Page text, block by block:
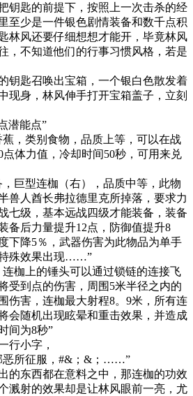
钥匙的前提下，按照上一次击杀的经
至少是一件银色剧情装备和数千点积
林风还要仔细想想才能开，毕竟林风
，不知道他们的行事习惯风格，若是
钥匙召唤出宝箱，一个银白色散发着
现身，林风伸手打开宝箱盖子，立刻
潜能点”
，类别食物，品质上等，可以在战
体力值，冷却时间50秒，可用来兑
巨型连枷（右），品质中等，此物
兽人酋长弗拉德里克所掉落，要求力
七级，基本远战四级才能装备，装备
备后力量提升12点，防御值提升8
下降5％，武器伤害为此物品为单手
殊效果出现……”
枷上的锤头可以通过锁链的连接飞
受到点的伤害，周围5米半径之内的
伤害，连枷最大射程8。9米，所有连
会随机出现眩晕和重击效果，并造成
间为8秒”
行小字，
恶所征服，#&；&；……”
的东西都在意料之中，那连枷的功效
溅射的效果却是让林风眼前一亮，尤